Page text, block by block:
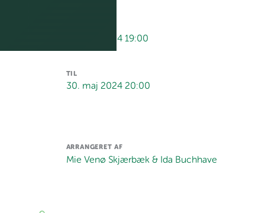
30. maj 2024 19:00
TIL
30. maj 2024 20:00
ARRANGERET AF
Mie Venø Skjærbæk & Ida Buchhave